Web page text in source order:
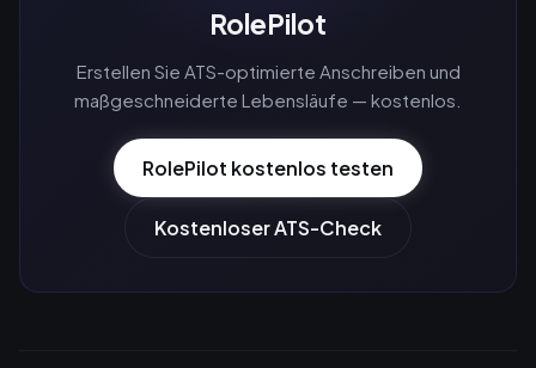
RolePilot
Erstellen Sie ATS-optimierte Anschreiben und
maßgeschneiderte Lebensläufe — kostenlos.
RolePilot kostenlos testen
Kostenloser ATS-Check